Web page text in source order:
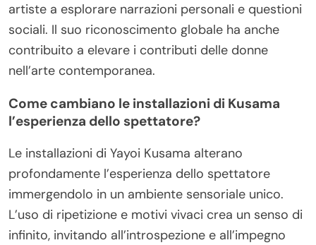
artiste a esplorare narrazioni personali e questioni
sociali. Il suo riconoscimento globale ha anche
contribuito a elevare i contributi delle donne
nell’arte contemporanea.
Come cambiano le installazioni di Kusama
l’esperienza dello spettatore?
Le installazioni di Yayoi Kusama alterano
profondamente l’esperienza dello spettatore
immergendolo in un ambiente sensoriale unico.
L’uso di ripetizione e motivi vivaci crea un senso di
infinito, invitando all’introspezione e all’impegno